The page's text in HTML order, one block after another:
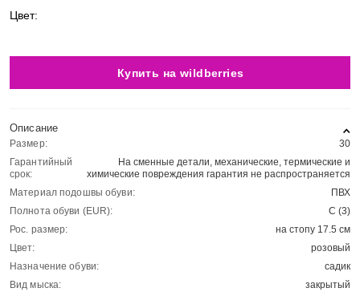
Цвет:
Купить на wildberries
Описание
Размер:
30
Гарантийный
срок:
На сменные детали, механические, термические и
химические повреждения гарантия не распространяется
Материал подошвы обуви:
ПВХ
Полнота обуви (EUR):
С (3)
Рос. размер:
на стопу 17.5 см
Цвет:
розовый
Назначение обуви:
садик
Вид мыска:
закрытый